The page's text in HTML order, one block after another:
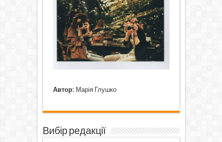
Автор: Марія Глушко
Вибір редакції